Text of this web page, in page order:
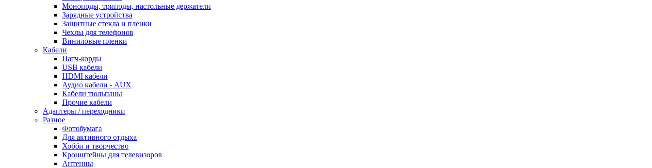
Моноподы, триподы, настольные держатели
Зарядные устройства
Защитные стекла и пленки
Чехлы для телефонов
Виниловые пленки
Кабели
Патч-корды
USB кабели
HDMI кабели
Аудио кабели - AUX
Кабели тюльпаны
Прочие кабели
Адаптеры / переходники
Разное
Фотобумага
Для активного отдыха
Хобби и творчество
Кронштейны для телевизоров
Антенны